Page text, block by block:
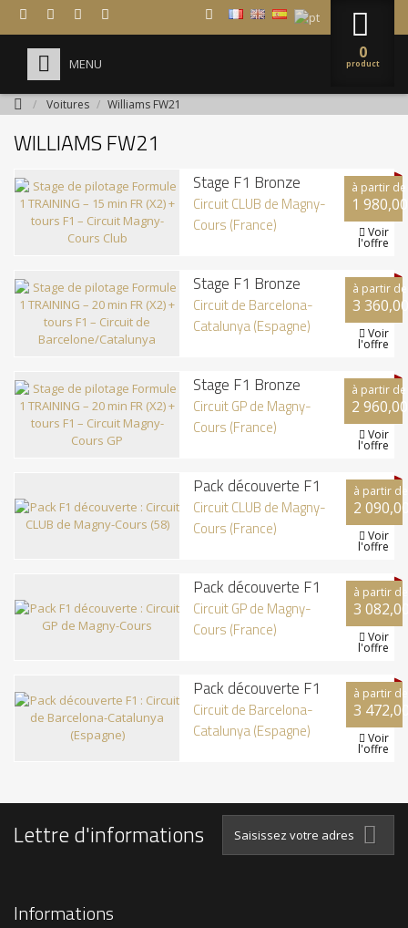
   
0
product
MENU
HOME
STAGES FORMULE 1
À PROPOS DE NOUS
ENTREPRISES
/ Voitures / Williams FW21
WILLIAMS FW21
Stage F1 Bronze
Circuit CLUB de Magny-
Cours (France)
à partir de
1
 Voir
l'offre
Stage F1 Bronze
Circuit de Barcelona-
Catalunya (Espagne)
à partir de
3
 Voir
l'offre
Stage F1 Bronze
Circuit GP de Magny-
Cours (France)
à partir de
2
 Voir
l'offre
Pack découverte F1
Circuit CLUB de Magny-
Cours (France)
à partir de
2
 Voir
l'offre
Pack découverte F1
Circuit GP de Magny-
Cours (France)
à partir de
3
 Voir
l'offre
Pack découverte F1
Circuit de Barcelona-
Catalunya (Espagne)
à partir de
3
 Voir
l'offre
Lettre d'informations
Informations